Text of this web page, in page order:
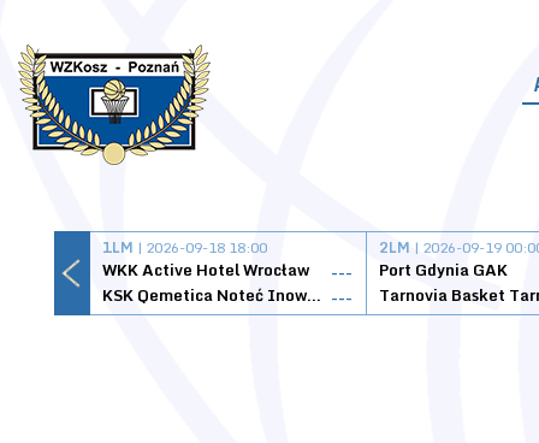
1LM | 2026-09-18 18:00
WKK Active Hotel Wrocław
---
KSK Qemetica Noteć Inowrocław ---
2LM | 2026-09-19
Port Gdynia GAK